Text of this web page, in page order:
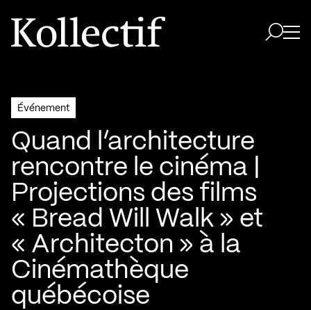
Aller à la page d'accueil
Logo Kollectif
Événement
Quand l’architecture
rencontre le cinéma |
Projections des films
« Bread Will Walk » et
« Architecton » à la
Cinémathèque
québécoise